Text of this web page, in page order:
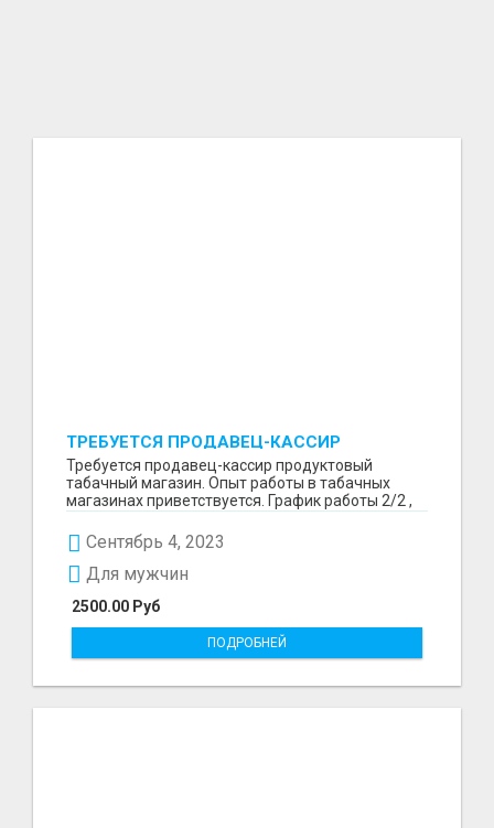
ТРЕБУЕТСЯ ПРОДАВЕЦ-КАССИР
ПРОДУКТОВЫЙ ТАБАЧНЫЙ МАГАЗИН.
Требуется продавец-кассир продуктовый
табачный магазин. Опыт работы в табачных
магазинах приветствуется. График работы 2/2 ,
Сентябрь 4, 2023
2500.00 Руб
Для мужчин
ПОДРОБНЕЙ